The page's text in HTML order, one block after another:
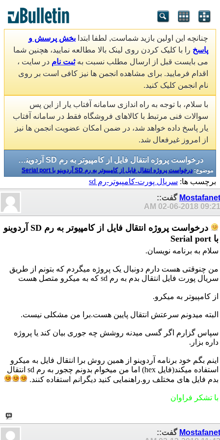
چنانچه این اولین بازید شماست, لطفا ابتدا بخش پرسش و
پاسخ را با کلیک کردن روی لینک بالا مطالعه نمایید، هچنین شما
می بایست قبل از ارسال مطلب نسبت بهثبت نام در سایت ،
اقدام فرمایید. برای مشاهده انجمن ها نیز کافی است بر روی
نام انجمن کلیک کنید.
با سلام، با توجه به راه اندازی سامانه آفتاب یار از این پس
سوالات فنی مرتبط با کالاهای فروشگاه فقط در سامانه آفتاب
یار پاسخ داده خواهد شد، در ضمن امکان عضویت انجمن ها نیز
از امروز غیرفعال شد.
درخواست پروژه انتقال فایل از کامپیوتر به رم SD آردوینو با Serial port
موضوع:درخواست پروژه انتقال فایل از کامپیوتر به رم SD آردوینو با Serial port
برچسب ها: سریال پورت-کامپیوتر-رم sd
Mostafanet گفت::
02-06-2018 09:21 AM
درخواست پروژه انتقال فایل از کامپیوتر به رم SD آردوینو
با Serial port
سلام به برنامه نویسان.
من چنوقتی هست دارم دونبال یک پروژه میگردم که بتونم از طریق
سریال پورت فایل انتقال بدم به رم sd که به میکرو متصل هست
از کامپیوتر به میکرو.
البته میدونم سرعتش انتقال پایین هست.برا من مشکلی نیست.
سپاس گزارم اگر گسی میدنه روشش چه جوری بیان کند یا پروژه
داره بزار.
اینم بگم خود برنامه آردوینو از همین روش برا انتقال فایل به میکرو
استفاده میکند(فایل hex) اما من میخوام بدونم چجور به رم sd انتقال
بدم فایل های مختلف رو.راهنمایی کنید دیگرانم استفاده کنند.
با تشکر فراوان
Mostafanet گفت::